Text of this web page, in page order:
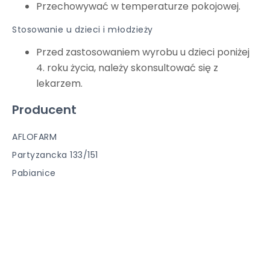
Przechowywać w temperaturze pokojowej.
Stosowanie u dzieci i młodzieży
Przed zastosowaniem wyrobu u dzieci poniżej
4. roku życia, należy skonsultować się z
lekarzem.
Producent
AFLOFARM
Partyzancka 133/151
Pabianice